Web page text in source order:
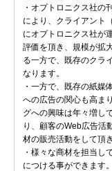
・オプトロニクス社の
により、クライアント
にオプトロニクス社が
評価を頂き、規模が拡
る一方で、既存のクラ
なります。
・一方で、既存の紙媒
への広告の関心も高ま
グへの興味は年々増し
り、顧客のWeb広告活
材の販売活動をして頂
・様々な商材を担当し
につける事ができます。